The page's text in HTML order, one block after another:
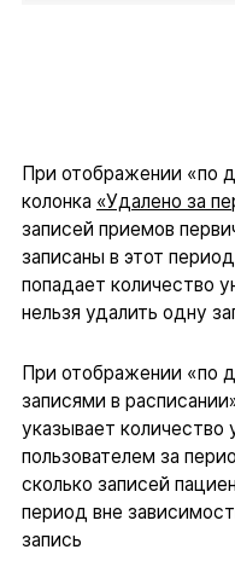
При отображении «по
колонка «Удалено за
записей приемов
записаны в этот
попадает количество
нельзя удалить одну
При отображении «по
записями в
указывает количество
пользователем за
сколько записей
период вне
запись